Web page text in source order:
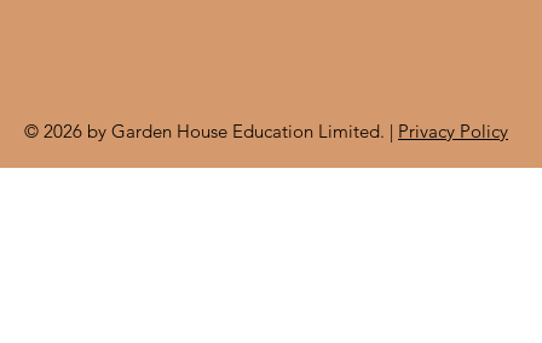
© 2026 by Garden House Education Limited. | Privacy Policy